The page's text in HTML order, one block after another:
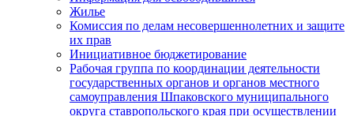
Жилье
Комиссия по делам несовершеннолетних и защите
их прав
Инициативное бюджетирование
Рабочая группа по координации деятельности
государственных органов и органов местного
самоуправления Шпаковского муниципального
округа ставропольского края при осуществлении